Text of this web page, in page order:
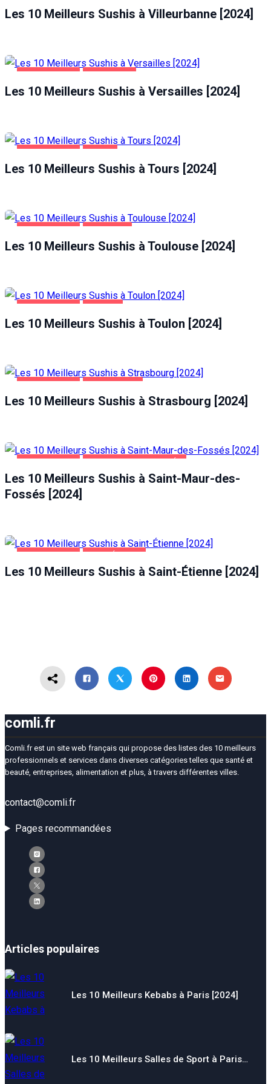
Les 10 Meilleurs Sushis à Villeurbanne [2024]
Les 10 Meilleurs Sushis à Versailles [2024]
Les 10 Meilleurs Sushis à Tours [2024]
Les 10 Meilleurs Sushis à Toulouse [2024]
Les 10 Meilleurs Sushis à Toulon [2024]
Les 10 Meilleurs Sushis à Strasbourg [2024]
Les 10 Meilleurs Sushis à Saint-Maur-des-
Fossés [2024]
Les 10 Meilleurs Sushis à Saint-Étienne [2024]
comli.fr
Comli.fr est un site web français qui propose des listes des 10 meilleurs
professionnels et services dans diverses catégories telles que santé et
beauté, entreprises, alimentation et plus, à travers différentes villes.
contact@comli.fr
Pages recommandées
Articles populaires
Les 10 Meilleurs Kebabs à Paris [2024]
Les 10 Meilleurs Salles de Sport à Paris…